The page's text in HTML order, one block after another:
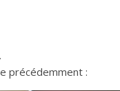
précédemment :